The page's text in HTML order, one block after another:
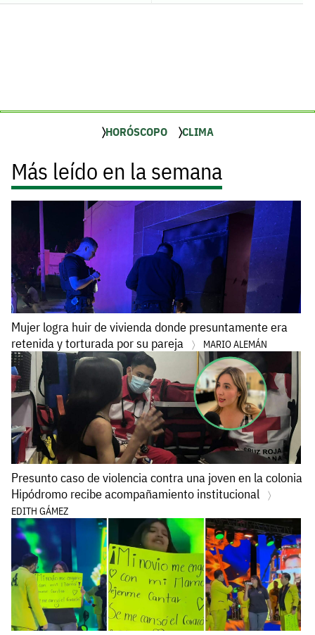
HORÓSCOPO CLIMA
Más leído en la semana
Mujer logra huir de vivienda donde presuntamente era
retenida y torturada por su pareja
MARIO ALEMÁN
Presunto caso de violencia contra una joven en la colonia
Hipódromo recibe acompañamiento institucional
EDITH GÁMEZ